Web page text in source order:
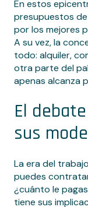
En estos
presupuestos
por los mejores
A su vez, la
todo: alquiler,
otra parte del
apenas alcanza
El
sus
La era del
puedes
¿cuánto le
tiene sus